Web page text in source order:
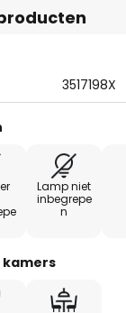
3517198X
Lamp niet
inbegrepe
n
kamers